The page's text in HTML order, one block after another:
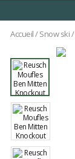
Accueil/Snow ski/